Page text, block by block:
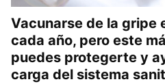
Vacunarse de la gripe
cada año, pero este
puedes protegerte y
carga del sistema